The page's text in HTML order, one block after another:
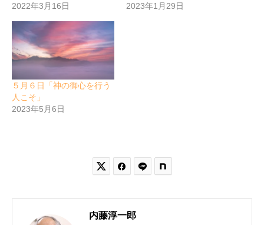
2022年3月16日
2023年1月29日
５月６日「神の御心を行う
人こそ」
2023年5月6日
 
内藤淳一郎